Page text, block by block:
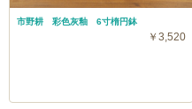
市野耕 彩色灰釉 6寸楕円鉢
￥3,520